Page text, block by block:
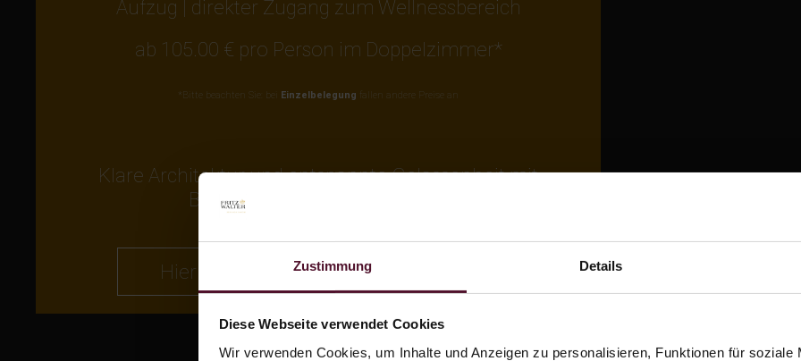
Zustimmung Details
Diese Webseite verwendet Cookies
Wir verwenden Cookies, um Inhalte und Anzeigen zu personalisieren, Funktionen für soziale
Aufzug | direkter Zugang zum Wellnessbereich
ab 105.00 € pro Person im Doppelzimmer*
*Bitte beachten Sie: bei Einzelbelegung fallen andere Preise an
Klare Architektur und entspannte Gelassenheit mit
Blick in den ruhigen Innenhof.
Hier geht es zumGutshaus Hofblick